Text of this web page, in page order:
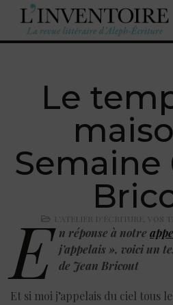
Le
Semaine
L'ATELIER D'ÉCRITURE VOS
E n réponse à notre
j’appelais », voici un
de Jean Bricout
Et si moi j’appelais du ciel tous